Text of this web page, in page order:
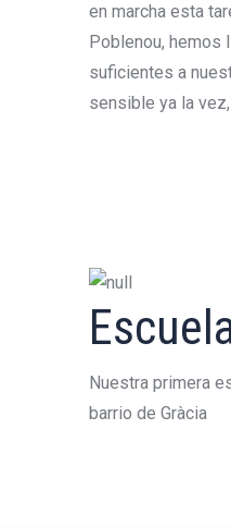
en marcha esta
Poblenou, hemos
suficientes a
sensible ya la
Nuestra primera
barrio de Gràcia